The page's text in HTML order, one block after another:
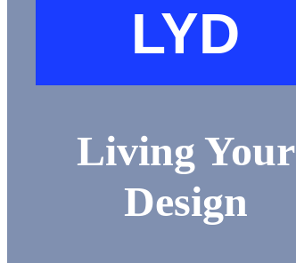
LYD
Living Your
Design